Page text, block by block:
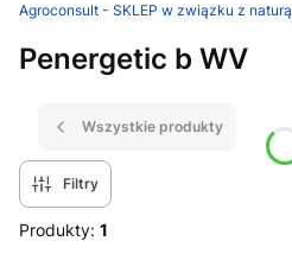
Agroconsult - SKLEP w związku z naturą
Penergetic b WV
Wszystkie produkty
Filtry
Produkty: 1